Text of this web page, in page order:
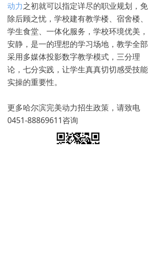
动力之初就可以指定详尽的职业规划，免
除后顾之忧，学校建有教学楼、宿舍楼、
学生食堂、一体化服务，学校环境优美，
安静，是一的理想的学习场地，教学全部
采用多媒体投影数字教学模式，三分理
论，七分实践，让学生真真切切感受技能
实操的重要性。
更多哈尔滨完美动力招生政策，请致电
0451-88869611咨询